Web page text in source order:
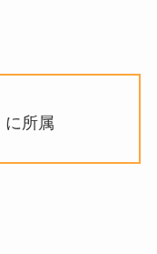
に所属